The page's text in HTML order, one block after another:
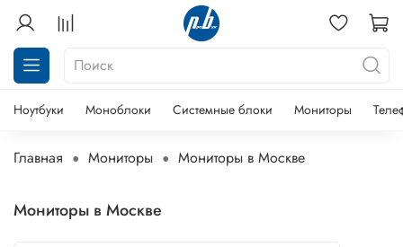
Ноутбуки Моноблоки Системные блоки Мониторы
Главная Мониторы Мониторы в Москве
Мониторы в Москве